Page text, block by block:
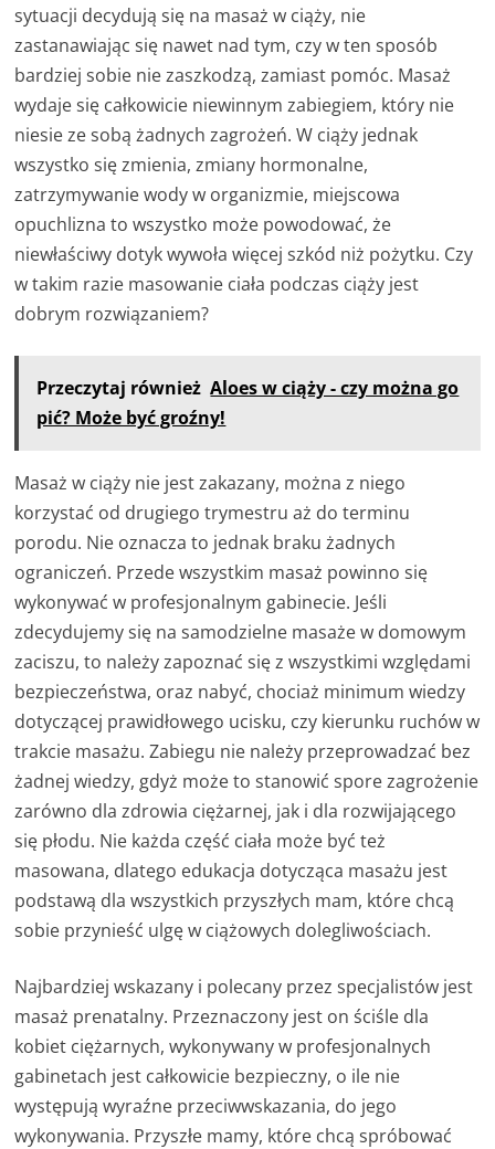
sytuacji decydują się na masaż w ciąży, nie
zastanawiając się nawet nad tym, czy w ten sposób
bardziej sobie nie zaszkodzą, zamiast pomóc. Masaż
wydaje się całkowicie niewinnym zabiegiem, który nie
niesie ze sobą żadnych zagrożeń. W ciąży jednak
wszystko się zmienia, zmiany hormonalne,
zatrzymywanie wody w organizmie, miejscowa
opuchlizna to wszystko może powodować, że
niewłaściwy dotyk wywoła więcej szkód niż pożytku. Czy
w takim razie masowanie ciała podczas ciąży jest
dobrym rozwiązaniem?
Przeczytaj również Aloes w ciąży - czy można go
pić? Może być groźny!
Masaż w ciąży nie jest zakazany, można z niego
korzystać od drugiego trymestru aż do terminu
porodu. Nie oznacza to jednak braku żadnych
ograniczeń. Przede wszystkim masaż powinno się
wykonywać w profesjonalnym gabinecie. Jeśli
zdecydujemy się na samodzielne masaże w domowym
zaciszu, to należy zapoznać się z wszystkimi względami
bezpieczeństwa, oraz nabyć, chociaż minimum wiedzy
dotyczącej prawidłowego ucisku, czy kierunku ruchów w
trakcie masażu. Zabiegu nie należy przeprowadzać bez
żadnej wiedzy, gdyż może to stanowić spore zagrożenie
zarówno dla zdrowia ciężarnej, jak i dla rozwijającego
się płodu. Nie każda część ciała może być też
masowana, dlatego edukacja dotycząca masażu jest
podstawą dla wszystkich przyszłych mam, które chcą
sobie przynieść ulgę w ciążowych dolegliwościach.
Najbardziej wskazany i polecany przez specjalistów jest
masaż prenatalny. Przeznaczony jest on ściśle dla
kobiet ciężarnych, wykonywany w profesjonalnych
gabinetach jest całkowicie bezpieczny, o ile nie
występują wyraźne przeciwwskazania, do jego
wykonywania. Przyszłe mamy, które chcą spróbować